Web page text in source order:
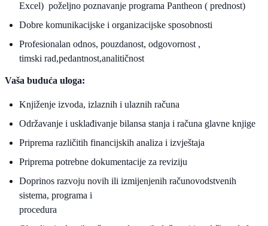
Excel) poželjno poznavanje programa Pantheon ( prednost)
Dobre komunikacijske i organizacijske sposobnosti
Profesionalan odnos, pouzdanost, odgovornost ,
timski rad,pedantnost,analitičnost
Vaša buduća uloga:
Knjiženje izvoda, izlaznih i ulaznih računa
Održavanje i usklađivanje bilansa stanja i računa glavne knjige
Priprema različitih financijskih analiza i izvještaja
Priprema potrebne dokumentacije za reviziju
Doprinos razvoju novih ili izmijenjenih računovodstvenih
sistema, programa i
procedura